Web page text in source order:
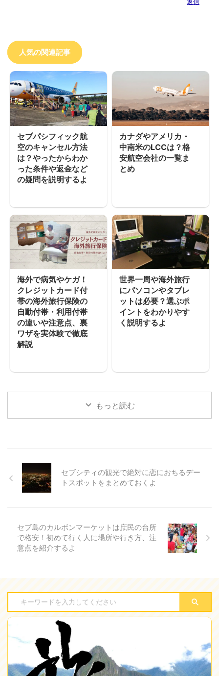
人気の関連記事
セブパシフィック航
空のキャンセル方法
は？やったからわか
った条件や返金など
の疑問を説明するよ
カナダやアメリカ・
中南米のLCCは？格
安航空会社の一覧ま
とめ
海外で病気やケガ！
クレジットカード付
帯の海外旅行保険の
自動付帯・利用付帯
の違いや注意点、裏
ワザを実体験で徹底
解説
世界一周や海外旅行
にパソコンやタブレ
ットは必要？選ぶポ
イントをわかりやす
く説明するよ
もっと読む
セブシティの観光で絶対に恋におちるデー
トスポットをまとめておくよ
セブ島のカルボンマーケットは庶民の台所
で格安！初めて行く人に場所や行き方、注
意点を紹介するよ